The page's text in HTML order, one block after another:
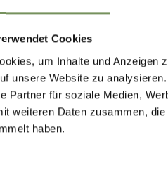
Cookies
um Inhalte und Anzeigen
unsere Website zu
Partner für soziale Medien,
weiteren Daten zusammen,
haben.